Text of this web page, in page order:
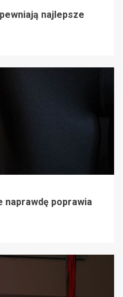
najlepsze
naprawdę poprawia